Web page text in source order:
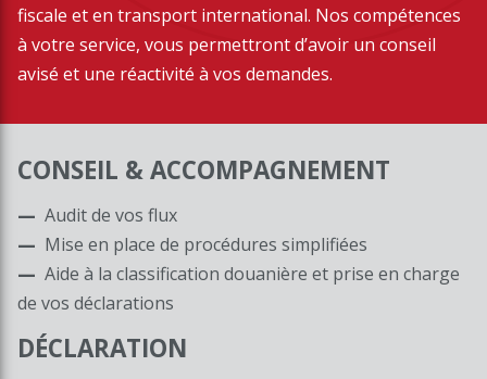
fiscale et en transport international. Nos compétences
à votre service, vous permettront d’avoir un conseil
avisé et une réactivité à vos demandes.
CONSEIL & ACCOMPAGNEMENT
Audit de vos flux
Mise en place de procédures simplifiées
Aide à la classification douanière et prise en charge
de vos déclarations
DÉCLARATION